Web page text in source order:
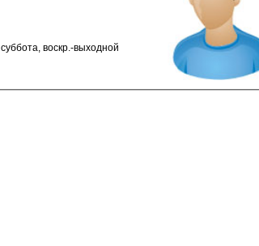
Режим работы: пон.-пятн. 10.00-19-00, обед с 13.00 по 14.00, суббота, воскр.-выходной